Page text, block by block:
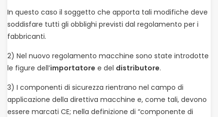
In questo caso il soggetto che apporta tali modifiche deve
soddisfare tutti gli obblighi previsti dal regolamento per i
fabbricanti.
2) Nel nuovo regolamento macchine sono state introdotte
le figure dell’importatore e del distributore.
3) I componenti di sicurezza rientrano nel campo di
applicazione della direttiva macchine e, come tali, devono
essere marcati CE; nella definizione di “componente di